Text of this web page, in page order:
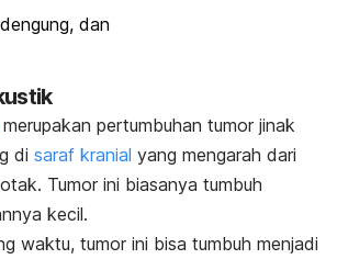
dan
merupakan pertumbuhan tumor jinak
di saraf kranial yang mengarah dari
Tumor ini biasanya tumbuh
kecil.
waktu, tumor ini bisa tumbuh menjadi